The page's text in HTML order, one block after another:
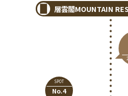
層雲閣MOUNTAIN
SPOT
No.4